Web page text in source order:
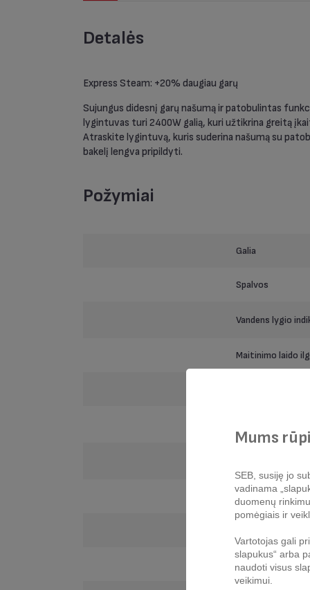
Detalės
Express Steam: +20% daugiau garų
Sujungus didesnį garų našumą ir patobulintas
lygintuvas turi 2400W galią, kuri užtikrina greitą
Atraskite lygintuvą, kuris suderina našumą su
bakelį lengva pripildyti.
Požymiai
Galia
Spalvos
Vandens lygio
Maitinimo laido
Garų ir
Nenutrūkstamas
Mums
SEB, susiję jo
vadinama
duomenų
pomėgiais ir
Vartotojas gali
slapukus“ arba
naudoti visus
veikimui.